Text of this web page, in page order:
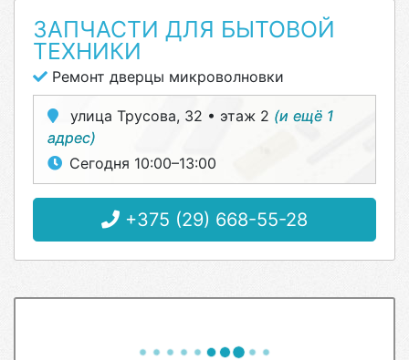
ЗАПЧАСТИ ДЛЯ БЫТОВОЙ
ТЕХНИКИ
Ремонт дверцы микроволновки
улица Трусова, 32 • этаж 2 (и ещё 1
адрес)
Сегодня 10:00–13:00
+375 (29) 668-55-28